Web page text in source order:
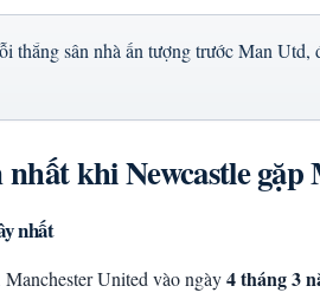
thắng sân nhà ấn tượng trước Man
khi Newcastle
nhất
Manchester United vào ngày4 tháng 3